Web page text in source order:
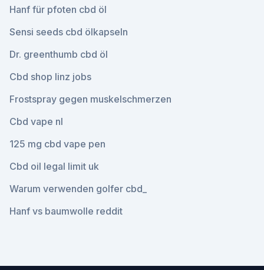
Hanf für pfoten cbd öl
Sensi seeds cbd ölkapseln
Dr. greenthumb cbd öl
Cbd shop linz jobs
Frostspray gegen muskelschmerzen
Cbd vape nl
125 mg cbd vape pen
Cbd oil legal limit uk
Warum verwenden golfer cbd_
Hanf vs baumwolle reddit